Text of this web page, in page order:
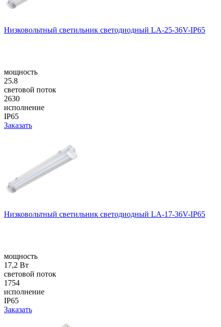
Низковольтный светильник светодиодный LA-25-36V-IP65
мощность
25.8
световой поток
2630
исполнение
IP65
Заказать
Низковольтный светильник светодиодный LA-17-36V-IP65
мощность
17,2 Вт
световой поток
1754
исполнение
IP65
Заказать